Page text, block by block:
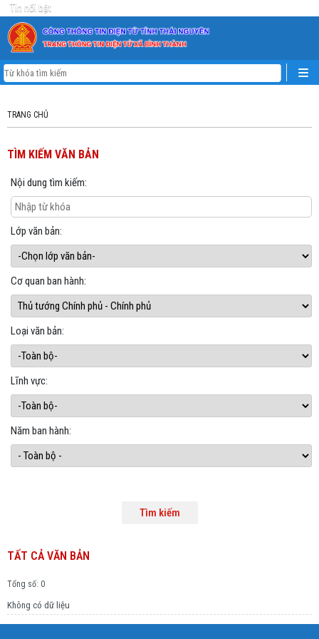
Tin nổi bật
TRANG CHỦ
TÌM KIẾM VĂN BẢN
Nội dung tìm kiếm:
Lớp văn bản:
Cơ quan ban hành:
Loại văn bản:
Lĩnh vực:
Năm ban hành:
TẤT CẢ VĂN BẢN
Tổng số: 0
Không có dữ liệu